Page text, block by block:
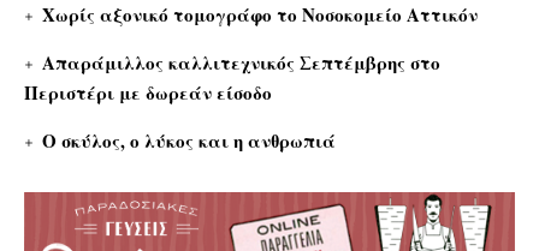
Χωρίς αξονικό τομογράφο το Νοσοκομείο Αττικόν
Απαράμιλλος καλλιτεχνικός Σεπτέμβρης στο
Περιστέρι με δωρεάν είσοδο
Ο σκύλος, ο λύκος και η ανθρωπιά